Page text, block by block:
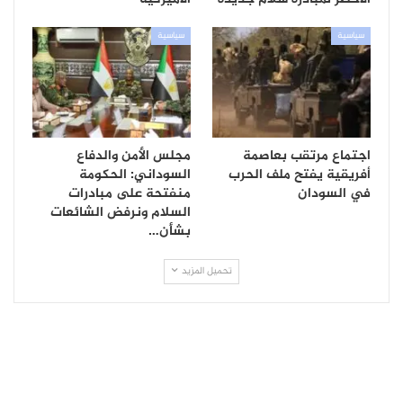
سياسية
اجتماع مرتقب بعاصمة
أفريقية يفتح ملف الحرب
في السودان
سياسية
مجلس الأمن والدفاع
السوداني: الحكومة
منفتحة على مبادرات
السلام ونرفض الشائعات
بشأن…
تحميل المزيد